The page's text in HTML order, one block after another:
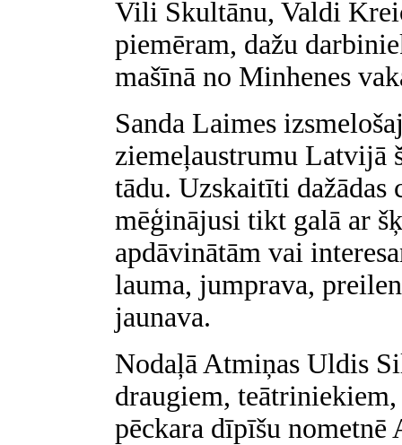
Vili Skultānu, Valdi
piemēram, dažu
mašīnā no Minhenes
Sanda Laimes
ziemeļaustrumu Latvijā
tādu. Uzskaitīti dažādas
mēģinājusi tikt galā ar
apdāvinātām vai
lauma, jumprava,
jaunava.
Nodaļā Atmiņas Uldis
draugiem,
pēckara dīpīšu